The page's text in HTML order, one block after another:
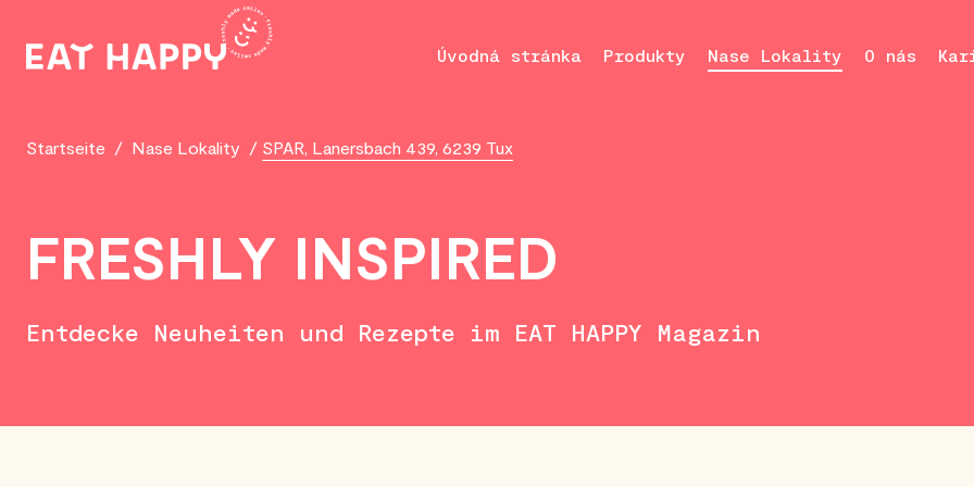
MAIN
Úvodná stránka Produkty Nase Lokality O nás
Startseite / Nase Lokality / SPAR, Lanersbach 439, 6239 Tux
FRESHLY INSPIRED
Entdecke Neuheiten und Rezepte im EAT HAPPY Magazin